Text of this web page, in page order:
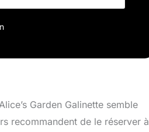
Garden Galinette semble
recommandent de le réserver à